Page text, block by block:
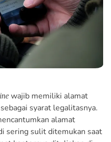
wajib memiliki alamat
syarat legalitasnya.
alamat
sering sulit ditemukan saat